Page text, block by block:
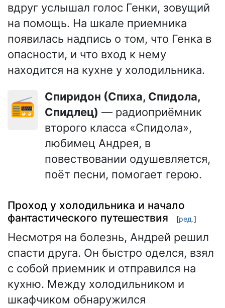
вдруг услышал голос Генки, зовущий
на помощь. На шкале приемника
появилась надпись о том, что Генка в
опасности, и что вход к нему
находится на кухне у холодильника.
📻
Спиридон (Спиха, Спидола,
Спидлец) — радиоприёмник
второго класса «Спидола»,
любимец Андрея, в
повествовании одушевляется,
поёт песни, помогает герою.
Проход у холодильника и начало
фантастического путешествия
[ред.]
Несмотря на болезнь, Андрей решил
спасти друга. Он быстро оделся, взял
с собой приемник и отправился на
кухню. Между холодильником и
шкафчиком обнаружился